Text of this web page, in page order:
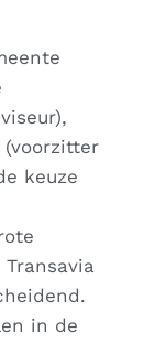
(voorzitter
keuze
in de